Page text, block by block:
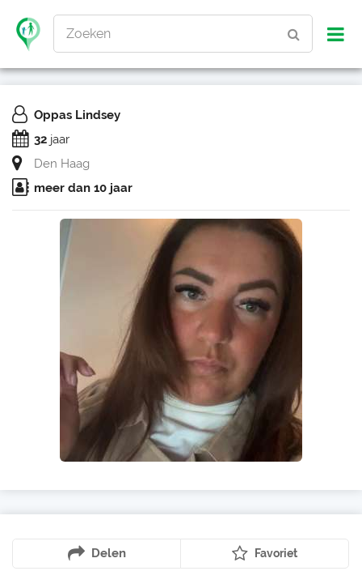
Zoeken
Oppas Lindsey
32 jaar
Den Haag
meer dan 10 jaar
Delen Favoriet